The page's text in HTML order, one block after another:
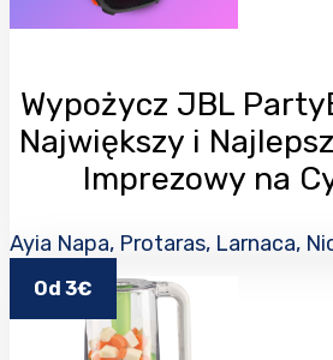
Wypożycz JBL
Największy i
Imprezowy na
Ayia Napa, Protaras, Larnaca,
Od 3€